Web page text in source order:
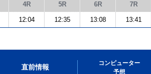
4R 5R 6R 7R
12:04 12:35 13:08 13:41
直前情報
コンピューター
予想